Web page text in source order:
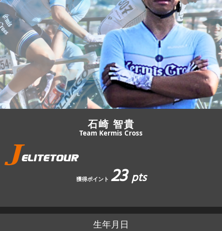
加盟・登録
エントリー
JBCF ROAD SERIESとは
石崎 智貴
Team Kermis Cross
獲得ポイント 23pts
生年月日